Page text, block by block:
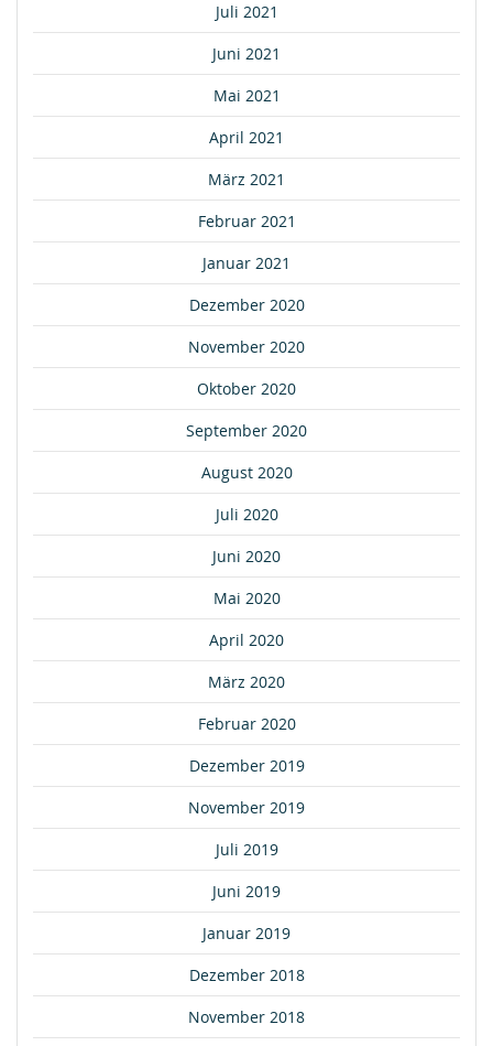
Juli 2021
Juni 2021
Mai 2021
April 2021
März 2021
Februar 2021
Januar 2021
Dezember 2020
November 2020
Oktober 2020
September 2020
August 2020
Juli 2020
Juni 2020
Mai 2020
April 2020
März 2020
Februar 2020
Dezember 2019
November 2019
Juli 2019
Juni 2019
Januar 2019
Dezember 2018
November 2018